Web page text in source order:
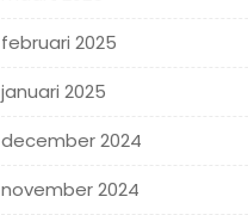
februari 2025
januari 2025
december 2024
november 2024